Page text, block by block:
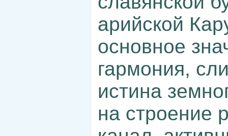
арийской
основное
гармония,
истина
на строение